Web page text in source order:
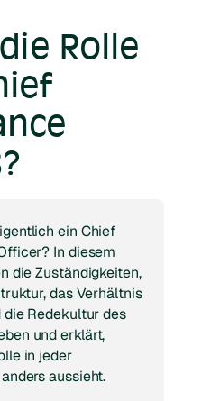
Rolle
ein Chief
In diesem
die Zuständigkeiten,
das Verhältnis
Redekultur des
und erklärt,
in jeder
aussieht.